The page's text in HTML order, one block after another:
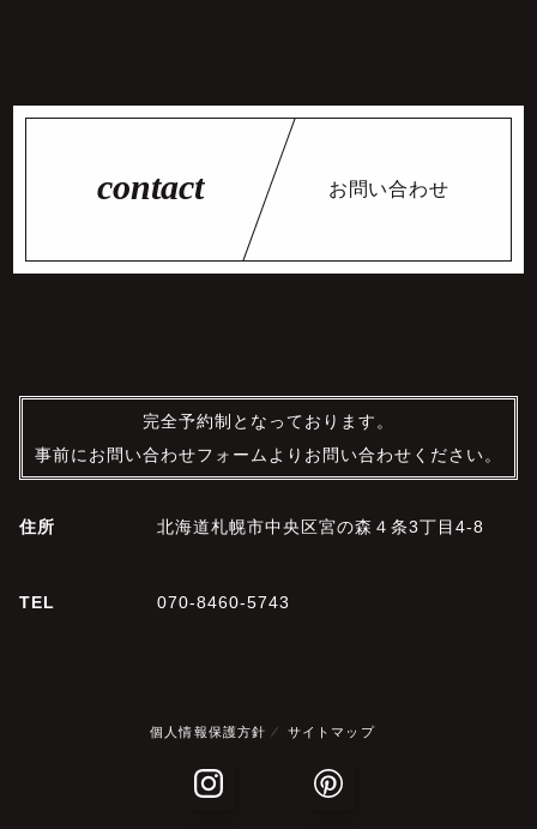
お問い合わせ
完全予約制となっております。
事前にお問い合わせフォームよりお問い合わせください。
住所 北海道札幌市中央区宮の森４条3丁目4-8
TEL 070-8460-5743
個人情報保護方針 サイトマップ